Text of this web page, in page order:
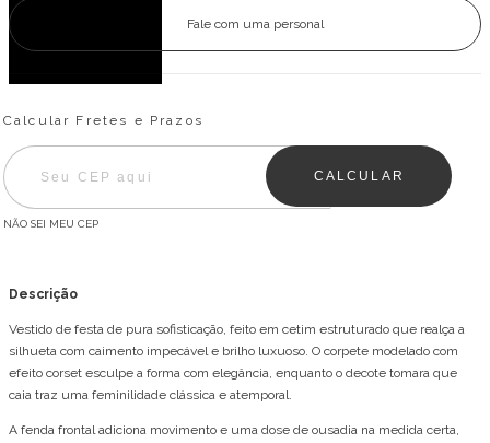
Fale com uma personal
Entregas para o CEP:
Calcular Fretes e Prazos
CALCULAR
NÃO SEI MEU CEP
Descrição
Vestido de festa de pura sofisticação, feito em cetim estruturado que realça a
silhueta com caimento impecável e brilho luxuoso. O corpete modelado com
efeito corset esculpe a forma com elegância, enquanto o decote tomara que
caia traz uma feminilidade clássica e atemporal.
A fenda frontal adiciona movimento e uma dose de ousadia na medida certa,